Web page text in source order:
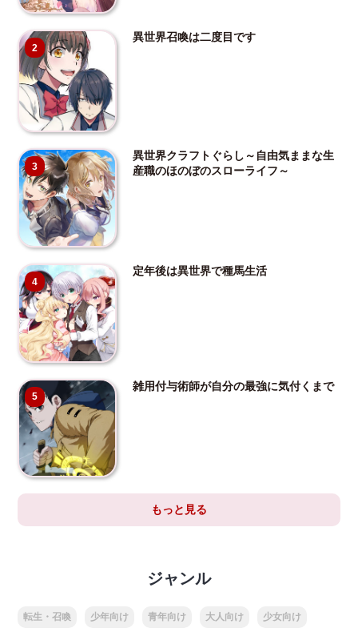
2
異世界召喚は二度目です
3
異世界クラフトぐらし～自由気ままな生
産職のほのぼのスローライフ～
4
定年後は異世界で種馬生活
5
雑用付与術師が自分の最強に気付くまで
もっと見る
ジャンル
転生・召喚 少年向け 青年向け 大人向け 少女向け